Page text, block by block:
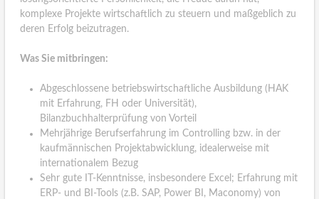
komplexe Projekte wirtschaftlich zu steuern und maßgeblich zu
deren Erfolg beizutragen.
Was Sie mitbringen:
Abgeschlossene betriebswirtschaftliche Ausbildung (HAK
mit Erfahrung, FH oder Universität),
Bilanzbuchhalterprüfung von Vorteil
Mehrjährige Berufserfahrung im Controlling bzw. in der
kaufmännischen Projektabwicklung, idealerweise mit
internationalem Bezug
Sehr gute IT-Kenntnisse, insbesondere Excel; Erfahrung mit
ERP- und BI-Tools (z.B. SAP, Power BI, Maconomy) von